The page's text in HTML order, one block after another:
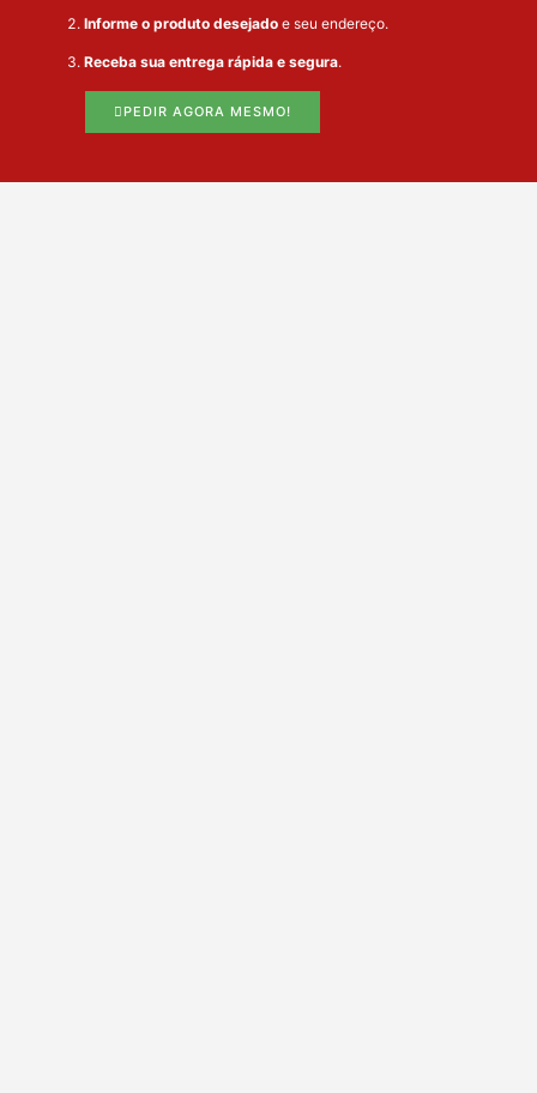
Informe o produto desejado e seu endereço.
Receba sua entrega rápida e segura.
PEDIR AGORA MESMO!